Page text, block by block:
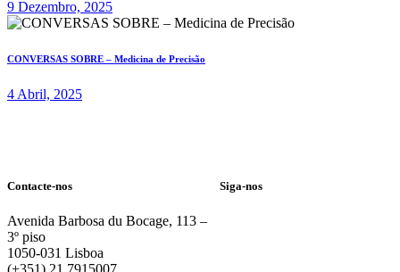
9 Dezembro, 2025
CONVERSAS SOBRE – Medicina de Precisão
4 Abril, 2025
Contacte-nos
Avenida Barbosa du Bocage, 113 –
3º piso
1050-031 Lisboa
(+351) 21 7915007
Siga-nos